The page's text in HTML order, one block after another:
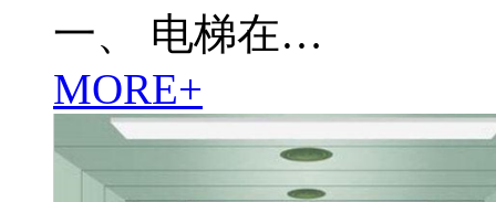
一、 电梯在…
MORE+